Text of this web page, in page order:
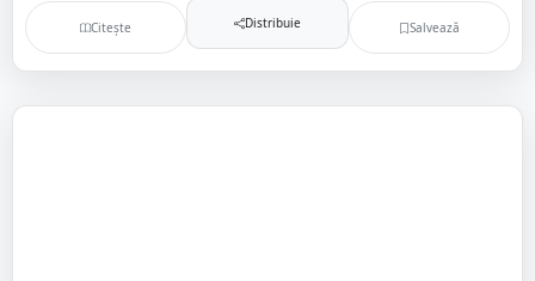
Citește Distribuie Salvează